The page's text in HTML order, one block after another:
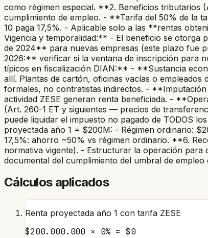
como régimen especial. **2. Beneficios
cumplimiento de empleo. - **Tarifa del 50% de la
10 paga 17,5%. - Aplicable solo a las **rentas
Vigencia y temporalidad:** - El beneficio se
de 2024** para nuevas empresas (este plazo fue
2026:** verificar si la ventana de inscripción para
típicos en fiscalización DIAN:** - **Sustancia
allí. Plantas de cartón, oficinas vacías o
formales, no contratistas indirectos. -
actividad ZESE generan renta beneficiada. -
(Art. 260-1 ET y siguientes — precios de
puede liquidar el impuesto no pagado de TODOS
proyectada año 1 = $200M: - Régimen ordinario:
17,5%: ahorro ~50% vs régimen ordinario. **6.
normativa vigente). - Estructurar la operación
documental del cumplimiento del umbral de
Cálculos aplicados
Renta proyectada año 1 con tarifa ZESE
$200.000.000 × 0% = $0